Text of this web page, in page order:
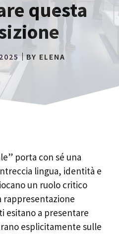
questa
BY ELENA
porta con sé una
lingua, identità e
un ruolo critico
rappresentazione
esitano a presentare
esplicitamente sulle